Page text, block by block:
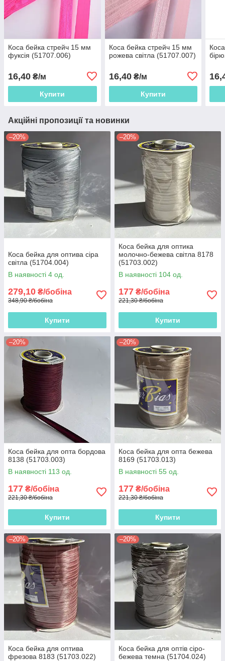
Коса бейка стрейч 15 мм
фуксія (51707.006)
16,40 ₴/м
Купити
Коса бейка стрейч 15 мм
рожева світла (51707.007)
16,40₴/м
Купити
Акційні пропозиції та новинки
–20%
Коса бейка для оптива сіра
світла (51704.004)
В наявності 4 од.
279,10 ₴/бобіна
348,90 ₴/бобіна
Купити
–20%
Коса бейка для оптика
молочно-бежева світла 8178
(51703.002)
В наявності 104 од.
177 ₴/бобіна
221,30 ₴/бобіна
Купити
–20%
Коса бейка для опта бордова
8138 (51703.003)
В наявності 113 од.
177 ₴/бобіна
221,30 ₴/бобіна
Купити
–20%
Коса бейка для опта бежева
8169 (51703.013)
В наявності 55 од.
177 ₴/бобіна
221,30 ₴/бобіна
Купити
–20%
Коса бейка для оптива
фрезова 8183 (51703.022)
–20%
Коса бейка для оптів сіро-
бежева темна (51704.024)